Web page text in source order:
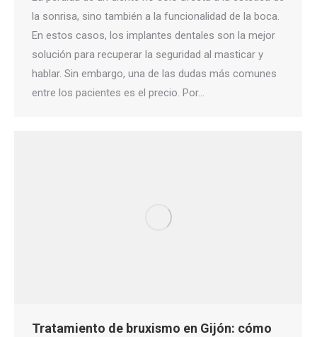
la sonrisa, sino también a la funcionalidad de la boca.
En estos casos, los implantes dentales son la mejor
solución para recuperar la seguridad al masticar y
hablar. Sin embargo, una de las dudas más comunes
entre los pacientes es el precio. Por…
Tratamiento de bruxismo en Gijón: cómo